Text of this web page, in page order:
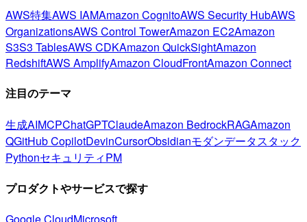
AWS特集AWS IAMAmazon CognitoAWS Security HubAWS
OrganizationsAWS Control TowerAmazon EC2Amazon
S3S3 TablesAWS CDKAmazon QuickSightAmazon
RedshiftAWS AmplifyAmazon CloudFrontAmazon Connect
注目のテーマ
生成AIMCPChatGPTClaudeAmazon BedrockRAGAmazon
QGitHub CopilotDevinCursorObsidianモダンデータスタック
PythonセキュリティPM
プロダクトやサービスで探す